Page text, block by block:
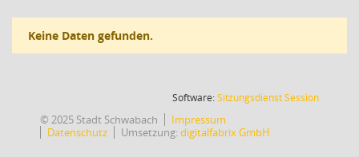
Keine Daten gefunden.
Software:SitzungsdienstSession(Wird in
© 2025 Stadt Schwabach
Impressum
Datenschutz
Umsetzung:digitalfabrix GmbH